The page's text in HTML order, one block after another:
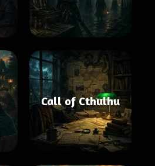
Call of Cthulhu